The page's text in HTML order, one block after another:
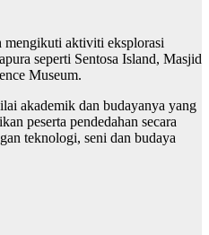
mengikuti aktiviti eksplorasi
seperti Sentosa Island, Masjid
Museum.
akademik dan budayanya yang
peserta pendedahan secara
teknologi, seni dan budaya